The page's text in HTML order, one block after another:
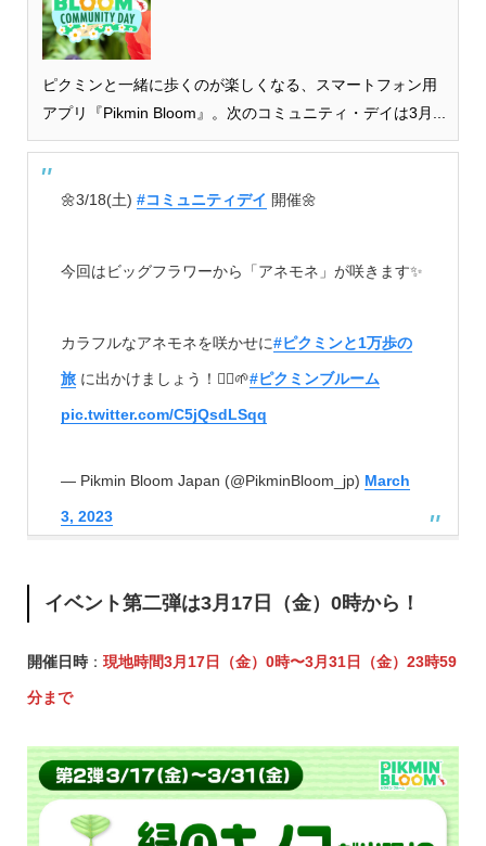
ピクミンと一緒に歩くのが楽しくなる、スマートフォン用
アプリ『Pikmin Bloom』。次のコミュニティ・デイは3月...
🌼3/18(土) #コミュニティデイ 開催🌼
今回はビッグフラワーから「アネモネ」が咲きます✨
カラフルなアネモネを咲かせに#ピクミンと1万歩の
旅に出かけましょう！🏃‍♂️🌱#ピクミンブルーム
pic.twitter.com/C5jQsdLSqq
— Pikmin Bloom Japan (@PikminBloom_jp) March
3, 2023
イベント第二弾は3月17日（金）0時から ！
開催日時： 現地時間3月17日（金）0時〜3月31日（金）23時59
分まで